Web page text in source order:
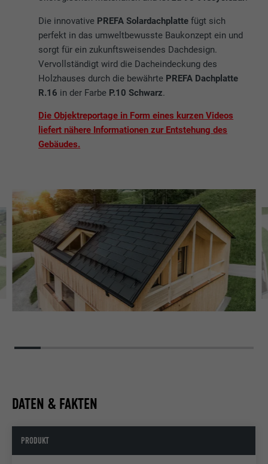
Die innovative PREFA Solardachplatte fügt sich
perfekt in das umweltbewusste Baukonzept ein und
sorgt für ein zukunftsweisendes Dachdesign.
Vervollständigt wird die Dacheindeckung des
Holzhauses durch die bewährte PREFA Dachplatte
R.16 in der Farbe P.10 Schwarz.
Die Objektreportage in Form eines kurzen Videos
liefert nähere Informationen zur Entstehung des
Gebäudes.
DATEN & FAKTEN
PRODUKT